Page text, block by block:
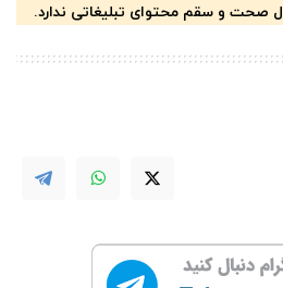
صحت و سقم محتوای تبلیغاتی ندارد.